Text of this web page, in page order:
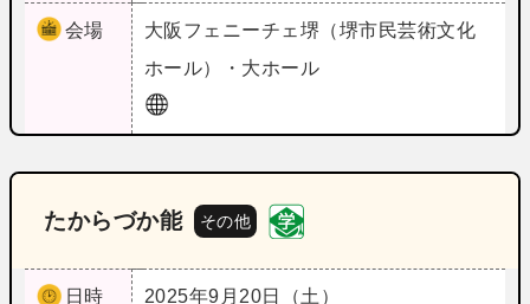
会場 大阪 フェニーチェ堺（堺市民芸術文化
ホール）・大ホール
たからづか能 その他
日時
2025年9月20日（土）